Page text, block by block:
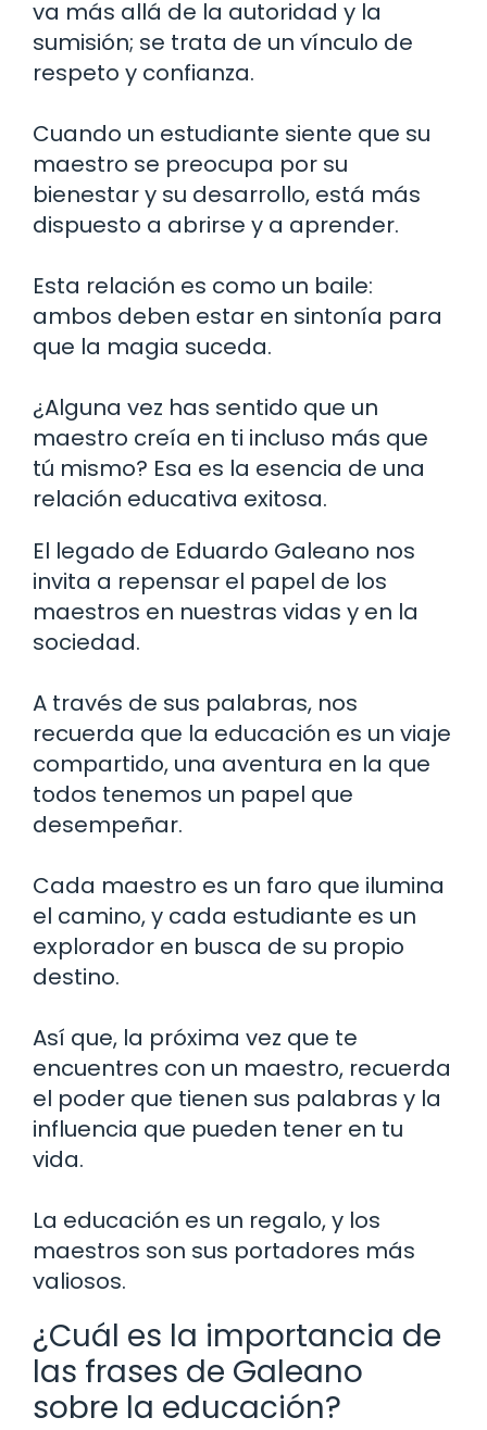
va más allá de la autoridad y la
sumisión; se trata de un vínculo de
respeto y confianza.
Cuando un estudiante siente que su
maestro se preocupa por su
bienestar y su desarrollo, está más
dispuesto a abrirse y a aprender.
Esta relación es como un baile:
ambos deben estar en sintonía para
que la magia suceda.
¿Alguna vez has sentido que un
maestro creía en ti incluso más que
tú mismo? Esa es la esencia de una
relación educativa exitosa.
El legado de Eduardo Galeano nos
invita a repensar el papel de los
maestros en nuestras vidas y en la
sociedad.
A través de sus palabras, nos
recuerda que la educación es un viaje
compartido, una aventura en la que
todos tenemos un papel que
desempeñar.
Cada maestro es un faro que ilumina
el camino, y cada estudiante es un
explorador en busca de su propio
destino.
Así que, la próxima vez que te
encuentres con un maestro, recuerda
el poder que tienen sus palabras y la
influencia que pueden tener en tu
vida.
La educación es un regalo, y los
maestros son sus portadores más
valiosos.
¿Cuál es la importancia de
las frases de Galeano
sobre la educación?